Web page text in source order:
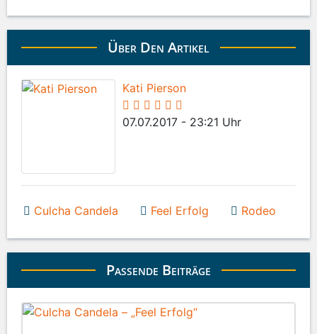
Über Den Artikel
Kati Pierson
07.07.2017 - 23:21 Uhr
Culcha Candela Feel Erfolg Rodeo
Passende Beiträge